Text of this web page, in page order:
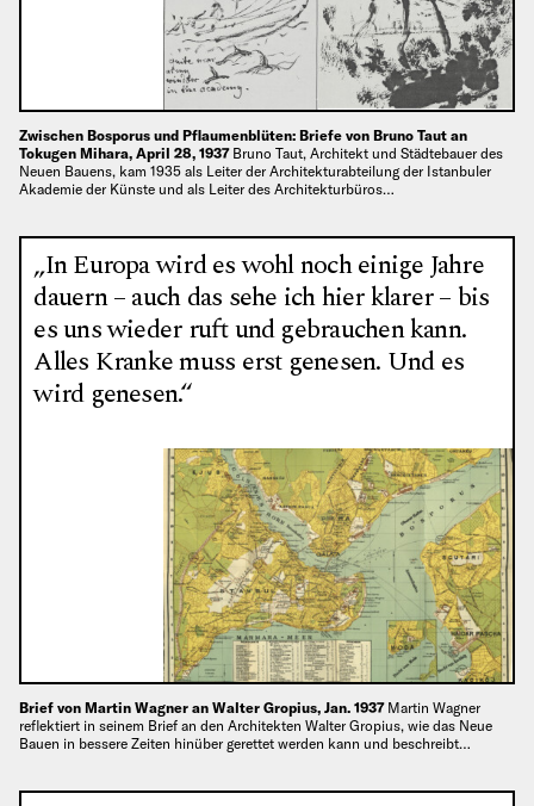
Zwischen Bosporus und Pflaumenblüten: Briefe von Bruno Taut an
Tokugen Mihara, April 28, 1937 Bruno Taut, Architekt und Städtebauer des
Neuen Bauens, kam 1935 als Leiter der Architekturabteilung der Istanbuler
Akademie der Künste und als Leiter des Architekturbüros…
„In Europa wird es wohl noch einige Jahre
dauern – auch das sehe ich hier klarer – bis
es uns wieder ruft und gebrauchen kann.
Alles Kranke muss erst genesen. Und es
wird genesen.“
Brief von Martin Wagner an Walter Gropius, Jan. 1937 Martin Wagner
reflektiert in seinem Brief an den Architekten Walter Gropius, wie das Neue
Bauen in bessere Zeiten hinüber gerettet werden kann und beschreibt…